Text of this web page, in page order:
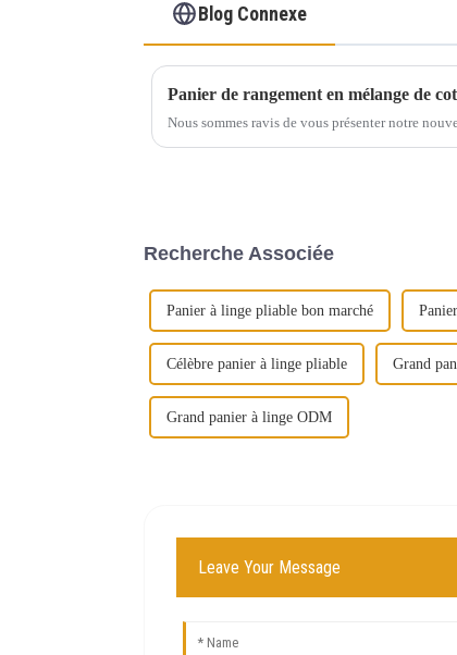
Blog Connexe
Panier de rangement en mélange de
Nous sommes ravis de vous présenter notre
Recherche Associée
Panier à linge pliable bon marché
Célèbre panier à linge pliable Grand
Grand panier à linge ODM
Leave Your Message